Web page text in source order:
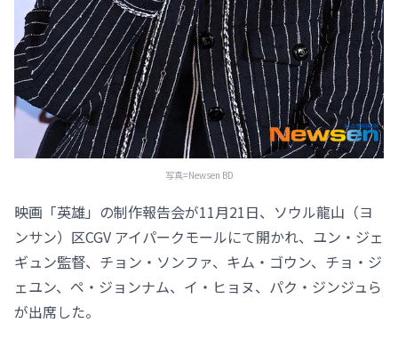
写真=Newsen BD
映画「英雄」の制作報告会が11月21日、ソウル龍山（ヨ
ンサン）区CGV アイパークモールにて開かれ、ユン・ジェ
ギュン監督、チョン・ソンファ、キム・ゴウン、チョ・ジ
ェユン、ペ・ジョンナム、イ・ヒョヌ、パク・ジンジュら
が出席した。